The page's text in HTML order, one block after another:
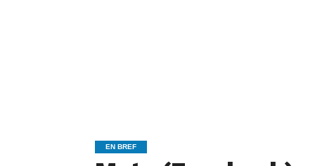
EN BREF